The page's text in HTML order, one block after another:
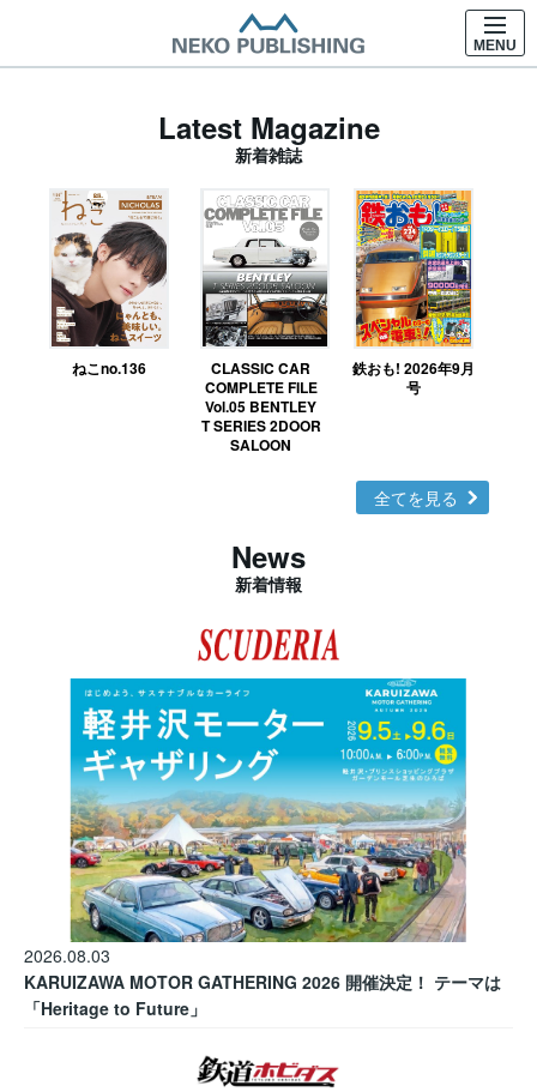
MENU
Latest Magazine
新着雑誌
ねこno.136
CLASSIC CAR
COMPLETE FILE
Vol.05 BENTLEY
T SERIES 2DOOR
SALOON
鉄おも! 2026年9月
号
全てを見る
News
新着情報
2026.08.03
KARUIZAWA MOTOR GATHERING 2026 開催決定！ テーマは
「Heritage to Future」